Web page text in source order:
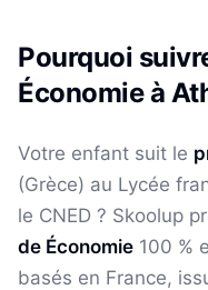
Pourquoi
Économieà
Votre enfant suit le
(Grèce) au Lycée
le CNED ? Skoolup
de Économie 100 %
basés en France,